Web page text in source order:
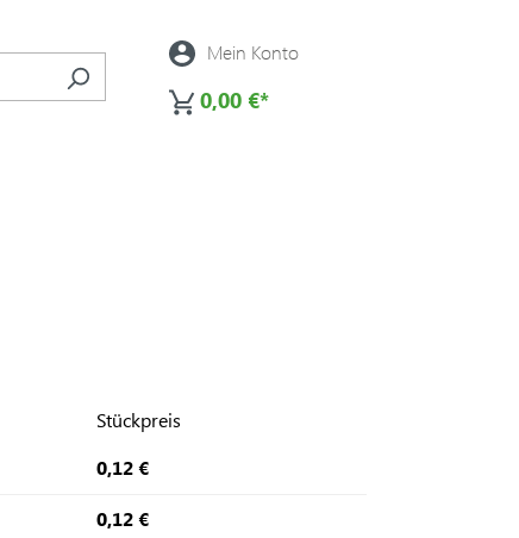
Mein Konto
0,00 €*
Stückpreis
0,12 €
0,12 €